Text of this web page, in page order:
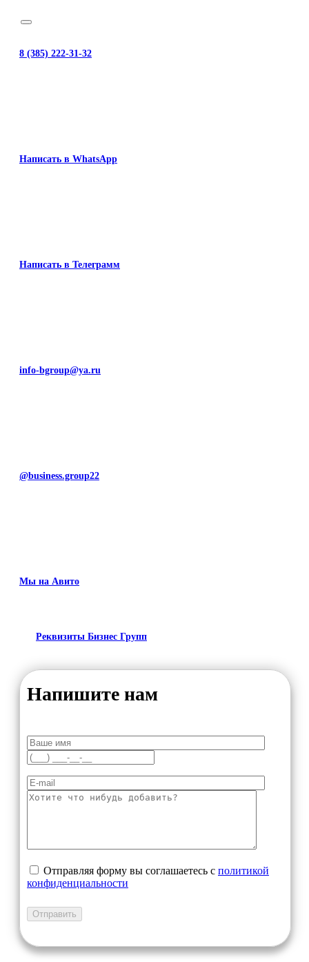
8 (385) 222-31-32
Написать в WhatsApp
Написать в Телеграмм
info-bgroup@ya.ru
@business.group22
Мы на Авито
Реквизиты Бизнес Групп
Напишите нам
Отправляя форму вы соглашаетесь с политикой
конфиденциальности